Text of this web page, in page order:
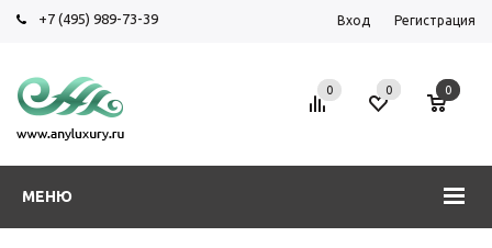
+7 (495) 989-73-39 Вход Регистрация
МЕНЮ
0 0 0